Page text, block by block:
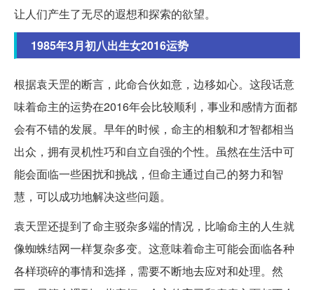
让人们产生了无尽的遐想和探索的欲望。
1985年3月初八出生女2016运势
根据袁天罡的断言，此命合伙如意，边移如心。这段话意
味着命主的运势在2016年会比较顺利，事业和感情方面都
会有不错的发展。早年的时候，命主的相貌和才智都相当
出众，拥有灵机性巧和自立自强的个性。虽然在生活中可
能会面临一些困扰和挑战，但命主通过自己的努力和智
慧，可以成功地解决这些问题。
袁天罡还提到了命主驳杂多端的情况，比喻命主的人生就
像蜘蛛结网一样复杂多变。这意味着命主可能会面临各种
各样琐碎的事情和选择，需要不断地去应对和处理。然